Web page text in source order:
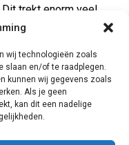
wij technologieën zoals
slaan en/of te raadplegen.
kunnen wij gegevens zoals
Als je geen
kan dit een nadelige
trekt enorm veel
bekend om zijn
en apen. Met veel
dit park leven, maar
jouw accommodatie
en verplaats je je
jij het avontuur aan